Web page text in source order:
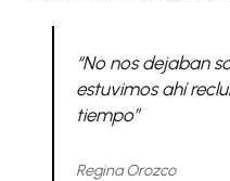
“No nos dejaban
estuvimos ahí
tiempo”
Regina Orozco